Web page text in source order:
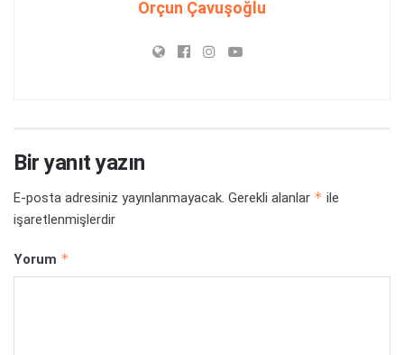
Orçun Çavuşoğlu
Bir yanıt yazın
E-posta adresiniz yayınlanmayacak. Gerekli alanlar * ile
işaretlenmişlerdir
Yorum *